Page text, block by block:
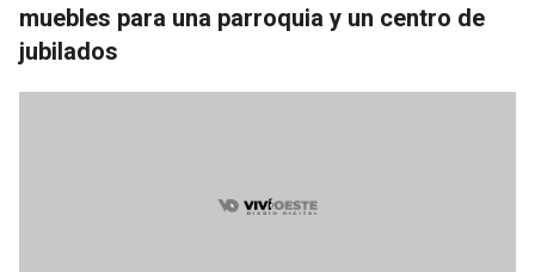
muebles para una parroquia y un centro de
jubilados